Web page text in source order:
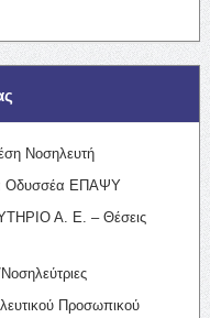
Νοσηλευτή
Οδυσσέα ΕΠΑΨΥ
Α. Ε. – Θέσεις
Προσωπικού